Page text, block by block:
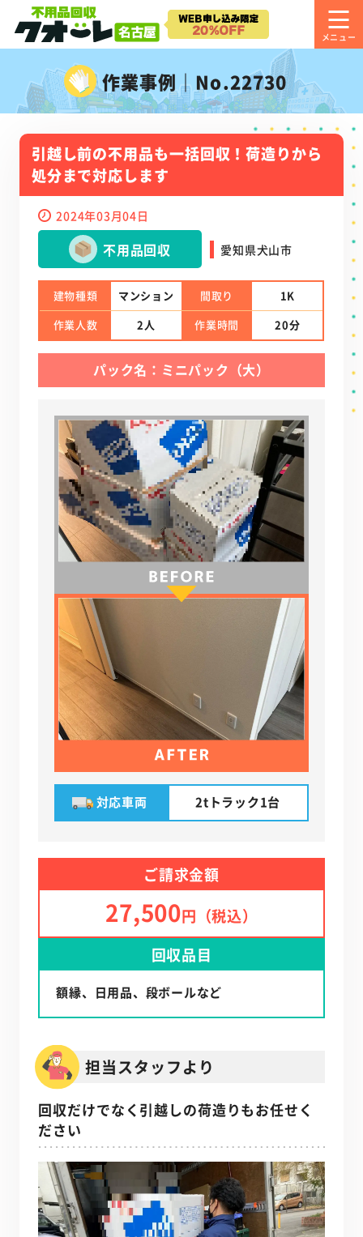
作業事例｜No.22730
引越し前の不用品も一括回収！荷造りから
処分まで対応します
2024年03月04日
不用品回収 愛知県犬山市
建物種類 マンション 間取り
1K
作業人数
2人 作業時間 20分
パック名：ミニパック（大）
対応車両 2tトラック1台
ご請求金額
27,500円（税込）
回収品目
額縁、日用品、段ボールなど
担当スタッフより
回収だけでなく引越しの荷造りもお任せく
ださい